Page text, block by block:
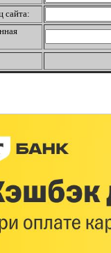
сайта: